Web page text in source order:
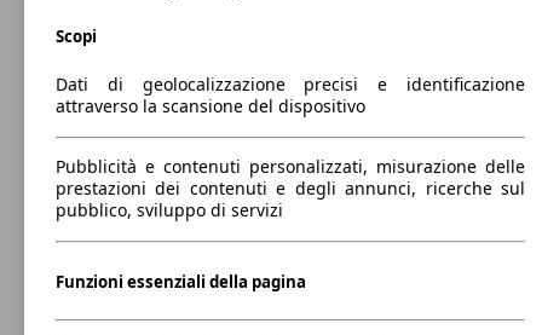
dr 3.0 1.5 116cv
5
Bagagliaio:
Mostra versioni
Scopi
Dati di geolocalizzazione precisi e identificazione
attraverso la scansione del dispositivo
Pubblicità e contenuti personalizzati, misurazione delle
prestazioni dei contenuti e degli annunci, ricerche sul
pubblico, sviluppo di servizi
Funzioni essenziali della pagina